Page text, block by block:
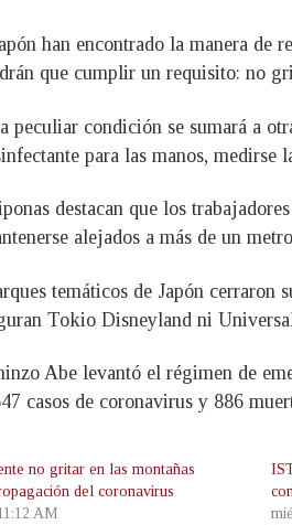
han encontrado la manera de
que cumplir un requisito: no
peculiar condición se sumará a
para las manos,
destacan que los
alejados a más de un
temáticos de Japón
Tokio Disneyland ni
Abe levantó el régimen de
casos de coronavirus y 886
no gritar en las montañas
del coronavirus
AM